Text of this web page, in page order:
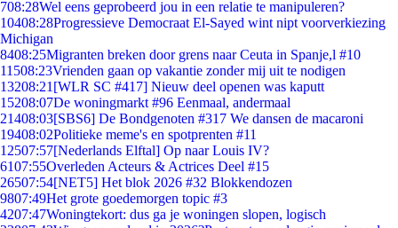
708:28Wel eens geprobeerd jou in een relatie te manipuleren?
10408:28Progressieve Democraat El-Sayed wint nipt voorverkiezing
Michigan
8408:25Migranten breken door grens naar Ceuta in Spanje,l #10
11508:23Vrienden gaan op vakantie zonder mij uit te nodigen
13208:21 [WLR SC #417] Nieuw deel openen was kaputt
15208:07De woningmarkt #96 Eenmaal, andermaal
21408:03[SBS6] De Bondgenoten #317 We dansen de macaroni
19408:02Politieke meme's en spotprenten #11
12507:57[Nederlands Elftal] Op naar Louis IV?
6107:55Overleden Acteurs & Actrices Deel #15
26507:54[NET5] Het blok 2026 #32 Blokkendozen
9807:49Het grote goedemorgen topic #3
4207:47Woningtekort: dus ga je woningen slopen, logisch